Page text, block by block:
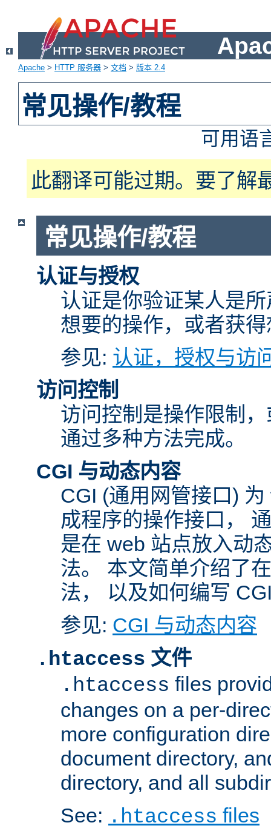
Apache > HTTP 服务器 > 文档 > 版本 2.4
常见操作/教程
可用语
此翻译可能过期。要了解
常见操作/教程
认证与授权
认证是你验证某人是
想要的操作，或者获
参见: 认证，授权与访
访问控制
访问控制是操作限制
通过多种方法完成。
CGI 与动态内容
CGI (通用网管接口)
成程序的操作接口，
是在 web 站点放入动
法。 本文简单介绍了
法， 以及如何编写
参见: CGI 与动态内容
.htaccess 文件
.htaccess files
changes on a per-
more configuration
document directory,
directory, and all
See: .htaccess files